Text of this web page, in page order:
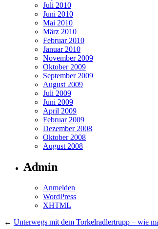
Juli 2010
Juni 2010
Mai 2010
März 2010
Februar 2010
Januar 2010
November 2009
Oktober 2009
September 2009
August 2009
Juli 2009
Juni 2009
April 2009
Februar 2009
Dezember 2008
Oktober 2008
August 2008
Admin
Anmelden
WordPress
XHTML
← Unterwegs mit dem Torkelradlertrupp – wie